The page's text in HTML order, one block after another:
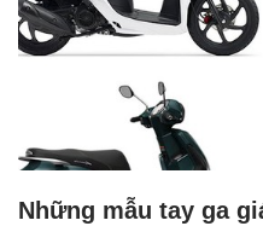
Những mẫu tay ga